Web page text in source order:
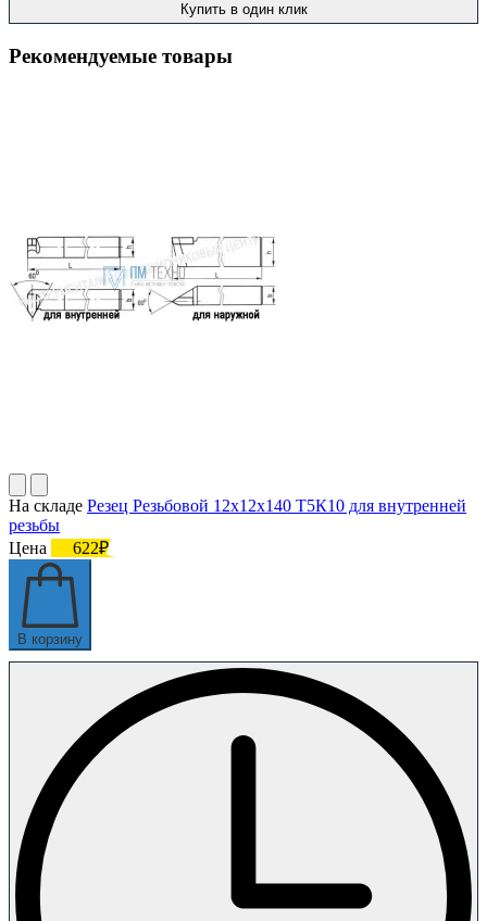
Купить в один клик
Рекомендуемые товары
На складе Резец Резьбовой 12х12х140 Т5К10 для внутренней
резьбы
Цена
622₽
В корзину